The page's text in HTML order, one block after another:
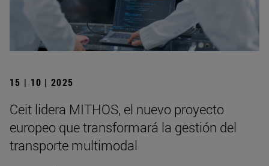
15 | 10 | 2025
Ceit lidera MITHOS, el nuevo proyecto
europeo que transformará la gestión del
transporte multimodal